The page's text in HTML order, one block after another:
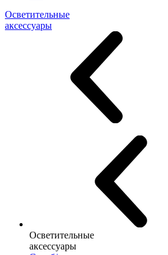
Осветительные
аксессуары
Осветительные
аксессуары